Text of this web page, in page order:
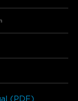
(PDF)